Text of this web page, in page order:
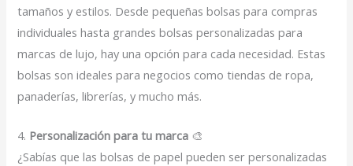
tamaños y estilos. Desde pequeñas bolsas para compras
individuales hasta grandes bolsas personalizadas para
marcas de lujo, hay una opción para cada necesidad. Estas
bolsas son ideales para negocios como tiendas de ropa,
panaderías, librerías, y mucho más.
4. Personalización para tu marca 🎨
¿Sabías que las bolsas de papel pueden ser personalizadas